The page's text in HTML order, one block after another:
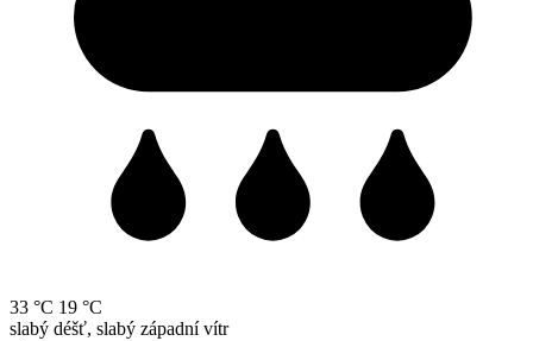
33 °C 19 °C
slabý déšť, slabý západní vítr